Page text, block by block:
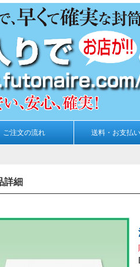
ご注文の流れ 送料・お支払
詳細